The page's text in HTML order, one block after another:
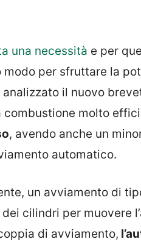
una necessità e per
per sfruttare la
analizzato il nuovo
combustione molto
, avendo anche un
automatico.
un avviamento di
cilindri per muovere
di avviamento,